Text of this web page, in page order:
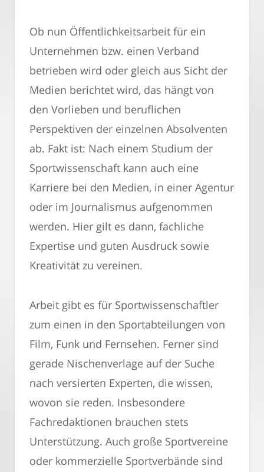
Ob nun Öffentlichkeitsarbeit für ein
Unternehmen bzw. einen Verband
betrieben wird oder gleich aus Sicht der
Medien berichtet wird, das hängt von
den Vorlieben und beruflichen
Perspektiven der einzelnen Absolventen
ab. Fakt ist: Nach einem Studium der
Sportwissenschaft kann auch eine
Karriere bei den Medien, in einer Agentur
oder im Journalismus aufgenommen
werden. Hier gilt es dann, fachliche
Expertise und guten Ausdruck sowie
Kreativität zu vereinen.
Arbeit gibt es für Sportwissenschaftler
zum einen in den Sportabteilungen von
Film, Funk und Fernsehen. Ferner sind
gerade Nischenverlage auf der Suche
nach versierten Experten, die wissen,
wovon sie reden. Insbesondere
Fachredaktionen brauchen stets
Unterstützung. Auch große Sportvereine
oder kommerzielle Sportverbände sind